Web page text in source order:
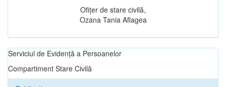
Ofițer de stare civilă,
Ozana Tania Aflagea
Serviciul de Evidență a Persoanelor
Compartiment Stare Civilă